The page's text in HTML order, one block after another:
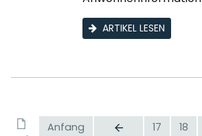
ARTIKEL LESEN
Anfang
17 18